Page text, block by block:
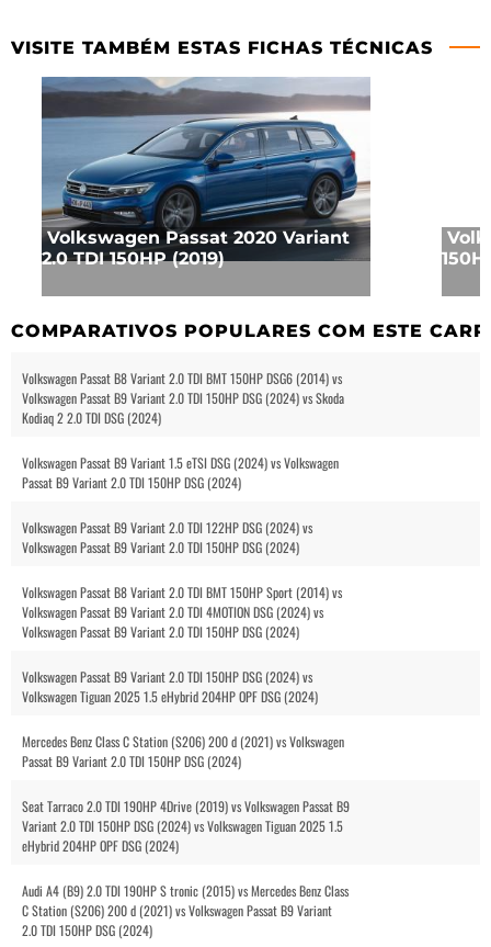
VISITE TAMBÉM ESTAS FICHAS TÉCNICAS
Volkswagen Passat 2020 Variant
2.0 TDI 150HP (2019)
COMPARATIVOS POPULARES COM ESTE
Volkswagen Passat B8 Variant 2.0 TDI BMT 150HP DSG6 (2014) vs
Volkswagen Passat B9 Variant 2.0 TDI 150HP DSG (2024) vs Skoda
Kodiaq 2 2.0 TDI DSG (2024)
Volkswagen Passat B9 Variant 1.5 eTSI DSG (2024) vs Volkswagen
Passat B9 Variant 2.0 TDI 150HP DSG (2024)
Volkswagen Passat B9 Variant 2.0 TDI 122HP DSG (2024) vs
Volkswagen Passat B9 Variant 2.0 TDI 150HP DSG (2024)
Volkswagen Passat B8 Variant 2.0 TDI BMT 150HP Sport (2014) vs
Volkswagen Passat B9 Variant 2.0 TDI 4MOTION DSG (2024) vs
Volkswagen Passat B9 Variant 2.0 TDI 150HP DSG (2024)
Volkswagen Passat B9 Variant 2.0 TDI 150HP DSG (2024) vs
Volkswagen Tiguan 2025 1.5 eHybrid 204HP OPF DSG (2024)
Mercedes Benz Class C Station (S206) 200 d (2021) vs Volkswagen
Passat B9 Variant 2.0 TDI 150HP DSG (2024)
Seat Tarraco 2.0 TDI 190HP 4Drive (2019) vs Volkswagen Passat B9
Variant 2.0 TDI 150HP DSG (2024) vs Volkswagen Tiguan 2025 1.5
eHybrid 204HP OPF DSG (2024)
Audi A4 (B9) 2.0 TDI 190HP S tronic (2015) vs Mercedes Benz Class
C Station (S206) 200 d (2021) vs Volkswagen Passat B9 Variant
2.0 TDI 150HP DSG (2024)